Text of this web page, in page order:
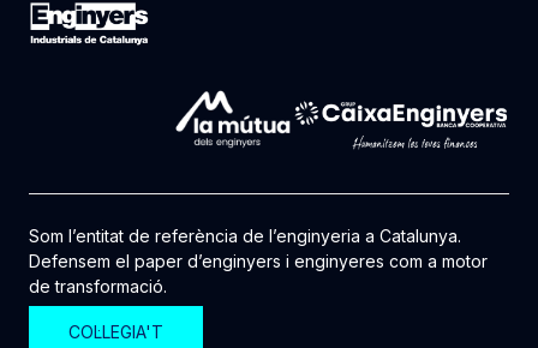
Som l’entitat de referència de l’enginyeria a Catalunya.
Defensem el paper d’enginyers i enginyeres com a motor
de transformació.
COL·LEGIA'T